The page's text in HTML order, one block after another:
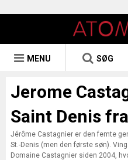
SØG
MENU
Jerome
Saint Denis
Jérôme Castagnier er den femte
St.-Denis (men den første søn).
Domaine Castagnier siden 2004,